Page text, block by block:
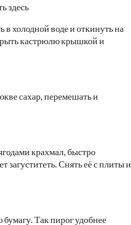
здесь
холодной воде и откинуть на
кастрюлю крышкой и
сахар, перемешать и
крахмал, быстро
загуститеть. Снять её с плиты и
Так пирог удобнее